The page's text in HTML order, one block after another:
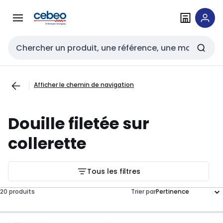
navigationau
Entrée de recherche
Afficher le chemin de navigation
Douille filetée sur
collerette
Tous les filtres
20 produits Trier par